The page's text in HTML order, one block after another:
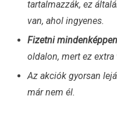
tartalmazzák, ez
van, ahol ingyenes.
Fizetni
oldalon, mert ez
Az akciók gyorsan
már nem él.